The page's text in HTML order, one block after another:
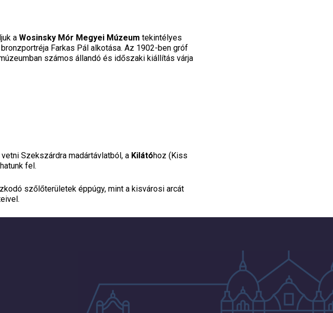
a Wosinsky Mór Megyei Múzeum tekintélyes
Farkas Pál alkotása. Az 1902-ben gróf
számos állandó és időszaki kiállítás várja
Szekszárdra madártávlatból, a Kilátóhoz (Kiss
fel.
szőlőterületek éppúgy, mint a kisvárosi arcát